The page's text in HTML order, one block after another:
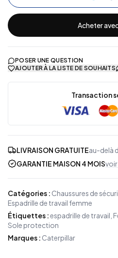
Acheter
POSER UNE QUESTION
AJOUTER À LA LISTE DE SOUHAITS
Transaction
LIVRAISON GRATUITEau-delà
GARANTIE MAISON 4 MOIS
Catégories : Chaussures de
Espadrille de travail femme
Étiquettes :espadrille de travail,
Sole protection
Marques : Caterpillar